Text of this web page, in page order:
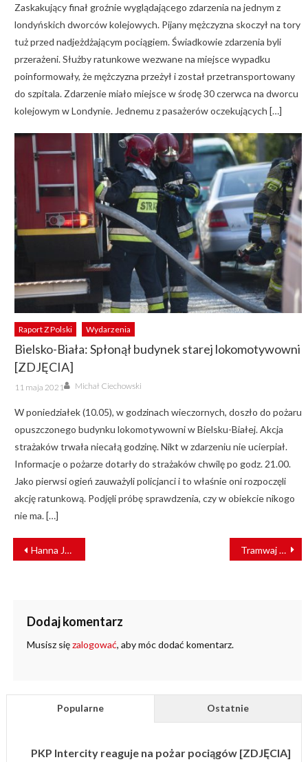
Zaskakujący finał groźnie wyglądającego zdarzenia na jednym z
londyńskich dworców kolejowych. Pijany mężczyzna skoczył na tory
tuż przed nadjeżdżającym pociągiem. Świadkowie zdarzenia byli
przerażeni. Służby ratunkowe wezwane na miejsce wypadku
poinformowały, że mężczyzna przeżył i został przetransportowany
do szpitala. Zdarzenie miało miejsce w środę 30 czerwca na dworcu
kolejowym w Londynie. Jednemu z pasażerów oczekujących […]
Raport Z Polski Wydarzenia
Bielsko-Biała: Spłonął budynek starej lokomotywowni
[ZDJĘCIA]
Posted
on
11 maja 2021 Author
Michał Ciechowski
W poniedziałek (10.05), w godzinach wieczornych, doszło do pożaru
opuszczonego budynku lokomotywowni w Bielsku-Białej. Akcja
strażaków trwała niecałą godzinę. Nikt w zdarzeniu nie ucierpiał.
Informacje o pożarze dotarły do strażaków chwilę po godz. 21.00.
Jako pierwsi ogień zauważyli policjanci i to właśnie oni rozpoczęli
akcję ratunkową. Podjęli próbę sprawdzenia, czy w obiekcie nikogo
nie ma. […]
NAWIGACJA
WPISU
Hanna Jażdżyk w zarządzie spółki PKP Intercity Tramwaj jak owad? Oto projekty przyszłości
Dodaj komentarz
Musisz sięzalogować, aby móc dodać komentarz.
Popularne Ostatnie
PKP Intercity reaguje na pożar pociągów [ZDJĘCIA]